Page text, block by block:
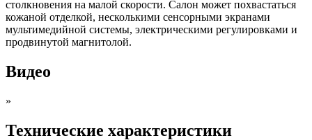
столкновения на малой скорости. Салон может похвастаться
кожаной отделкой, несколькими сенсорными экранами
мультимедийной системы, электрическими регулировками и
продвинутой магнитолой.
Видео
»
Технические характеристики